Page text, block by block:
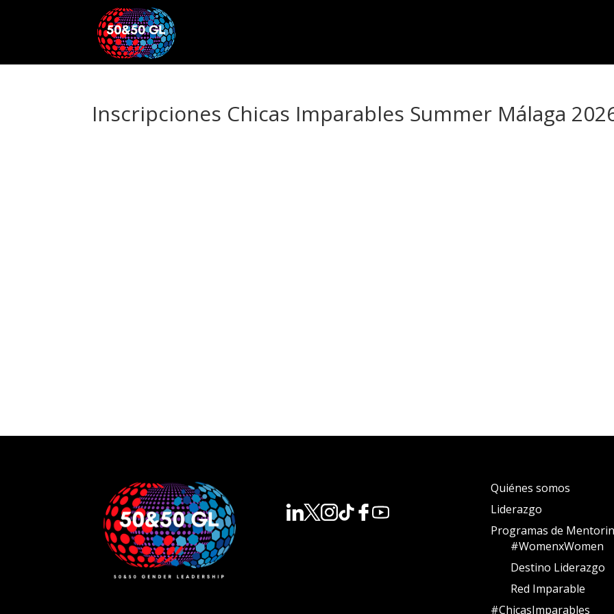
Inscripciones Chicas Imparables Summer Málaga
Quiénes somos
Liderazgo
Programas de
#WomenxWomen
Destino Liderazgo
Red Imparable
#ChicasImparables